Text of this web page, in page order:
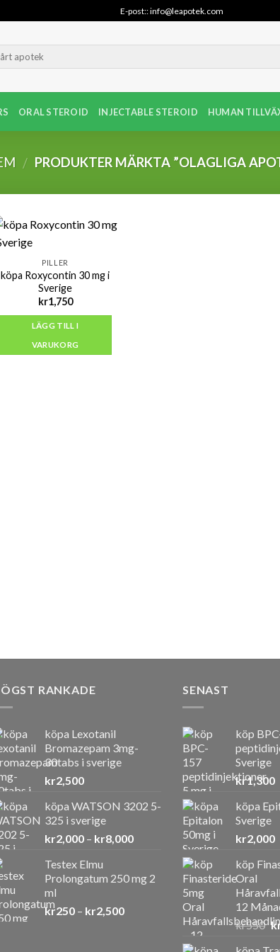
E-post:: info@leapotek.com
ORAL STEROID INJECTABLE STEROID HUMAN
/ PRODUKTER MÄRKTA ”OLAGLIGA
PILLER
köpa Roxycontin 30 mg i
Sverige
kr1,750
LÄGG TILL I
VARUKORG
RANKADE
köpa Lexotanil
Bromazepam 3mg-
30tabs i sverige
kr2,500
köpa WATSON 3202 5-
325 i sverige
kr2,000 – kr8,000Prisintervall:
kr8,000
Testex Elmu
Prolongatum 250 mg 2
ml
kr250 – kr2,500Prisintervall:
SENAST
köp
Sverige
kr1,300
köpa
Sverige
kr2,000
köp
Oral
12
kr550